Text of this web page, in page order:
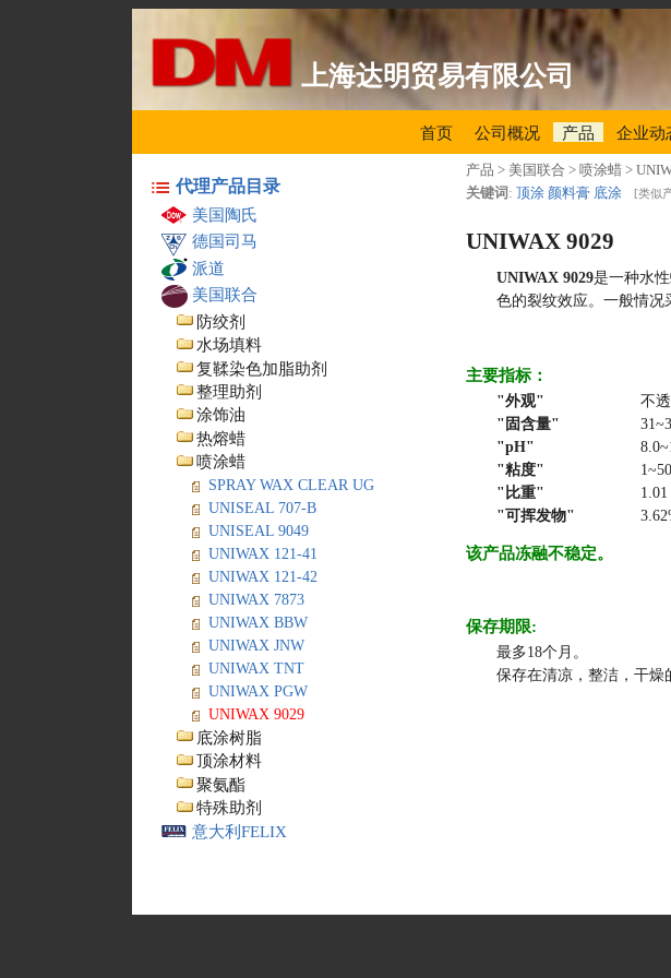
上海达明贸易有限公司
首页 公司概况 产品 企业动
代理产品目录
美国陶氏
德国司马
派道
美国联合
防绞剂
水场填料
复鞣染色加脂助剂
整理助剂
涂饰油
热熔蜡
喷涂蜡
SPRAY WAX CLEAR UG
UNISEAL 707-B
UNISEAL 9049
UNIWAX 121-41
UNIWAX 121-42
UNIWAX 7873
UNIWAX BBW
UNIWAX JNW
UNIWAX TNT
UNIWAX PGW
UNIWAX 9029
底涂树脂
顶涂材料
聚氨酯
特殊助剂
意大利FELIX
产品 > 美国联合 > 喷涂蜡 >
关键词 :顶涂 颜料膏 底涂 [类似
UNIWAX 9029
UNIWAX 9029是一种水
色的裂纹效应。一般情况
主要指标：
外观
不
固含量
pH
粘度
比重
1.01
可挥发物
该产品冻融不稳定。
保存期限:
最多18个月。
保存在清凉，整洁，干燥